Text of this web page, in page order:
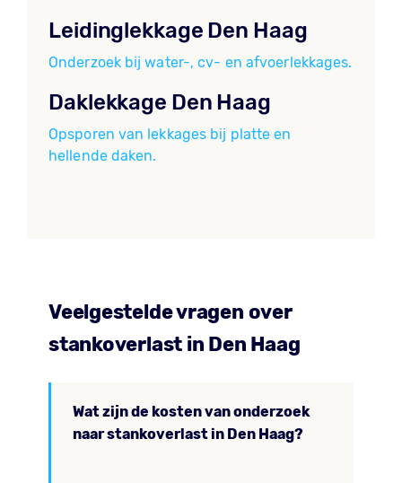
Leidinglekkage Den Haag
Onderzoek bij water-, cv- en afvoerlekkages.
Daklekkage Den Haag
Opsporen van lekkages bij platte en
hellende daken.
Veelgestelde vragen over
stankoverlast in Den Haag
Wat zijn de kosten van onderzoek
naar stankoverlast in Den Haag?